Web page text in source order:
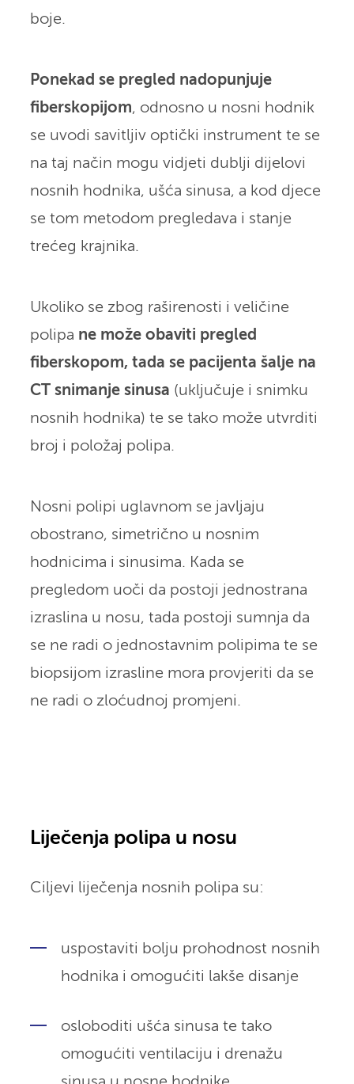
boje.
Ponekad se pregled nadopunjuje
fiberskopijom, odnosno u nosni hodnik
se uvodi savitljiv optički instrument te se
na taj način mogu vidjeti dublji dijelovi
nosnih hodnika, ušća sinusa, a kod djece
se tom metodom pregledava i stanje
trećeg krajnika.
Ukoliko se zbog raširenosti i veličine
polipa ne može obaviti pregled
fiberskopom, tada se pacijenta šalje na
CT snimanje sinusa (uključuje i snimku
nosnih hodnika) te se tako može utvrditi
broj i položaj polipa.
Nosni polipi uglavnom se javljaju
obostrano, simetrično u nosnim
hodnicima i sinusima. Kada se
pregledom uoči da postoji jednostrana
izraslina u nosu, tada postoji sumnja da
se ne radi o jednostavnim polipima te se
biopsijom izrasline mora provjeriti da se
ne radi o zloćudnoj promjeni.
Liječenja polipa u nosu
Ciljevi liječenja nosnih polipa su:
uspostaviti bolju prohodnost nosnih
hodnika i omogućiti lakše disanje
osloboditi ušća sinusa te tako
omogućiti ventilaciju i drenažu